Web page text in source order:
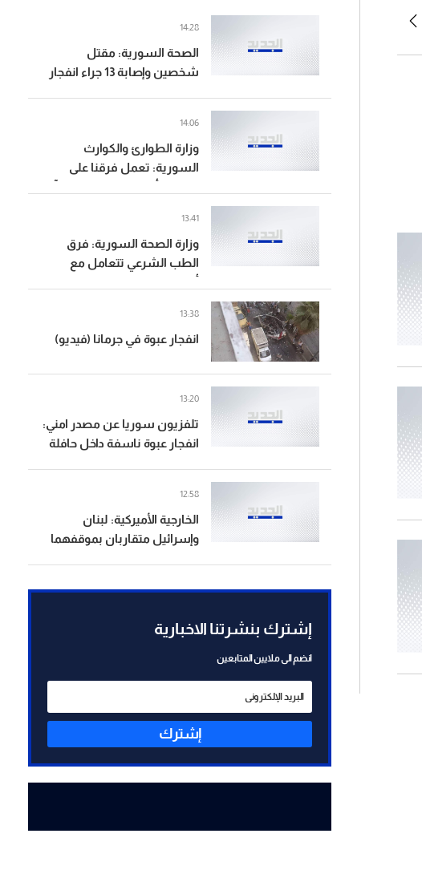
الصحة السورية: مقتل
شخصين وإصابة 13 جراء انفجار
14:28
وزارة الطوارئ والكوارث
السورية: تعمل فرقنا على
المدنيين
14:06
وزارة الصحة السورية: فرق
الطب الشرعي تتعامل مع
13:41
انفجار عبوة في جرمانا (فيديو)
13:38
تلفزيون سوريا عن مصدر امني:
انفجار عبوة ناسفة داخل حافلة
13:20
‏الخارجية الأميركية: لبنان
وإسرائيل متقاربان بموقفهما
12:58
إشترك بنشرتنا الاخبارية
انضم الى ملايين المتابعين
إشترك